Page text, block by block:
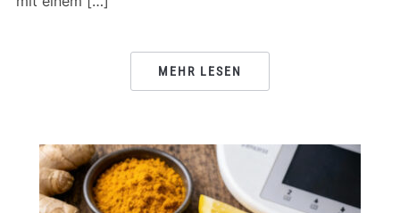
MEHR LESEN